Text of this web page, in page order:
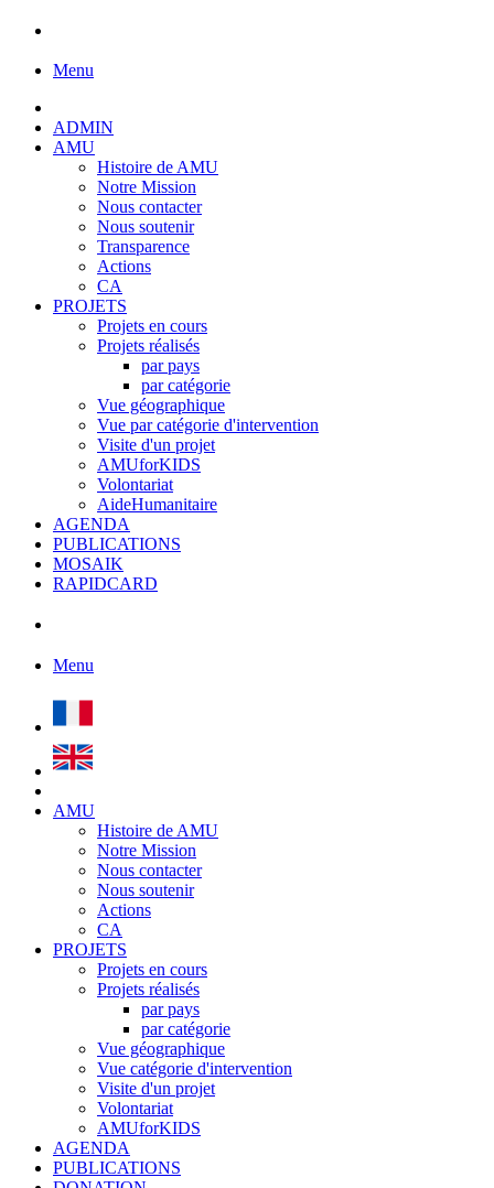
Menu
ADMIN
AMU
Histoire de AMU
Notre Mission
Nous contacter
Nous soutenir
Transparence
Actions
CA
PROJETS
Projets en cours
Projets réalisés
par pays
par catégorie
Vue géographique
Vue par catégorie d'intervention
Visite d'un projet
AMUforKIDS
Volontariat
AideHumanitaire
AGENDA
PUBLICATIONS
MOSAIK
RAPIDCARD
Menu
AMU
Histoire de AMU
Notre Mission
Nous contacter
Nous soutenir
Actions
CA
PROJETS
Projets en cours
Projets réalisés
par pays
par catégorie
Vue géographique
Vue catégorie d'intervention
Visite d'un projet
Volontariat
AMUforKIDS
AGENDA
PUBLICATIONS